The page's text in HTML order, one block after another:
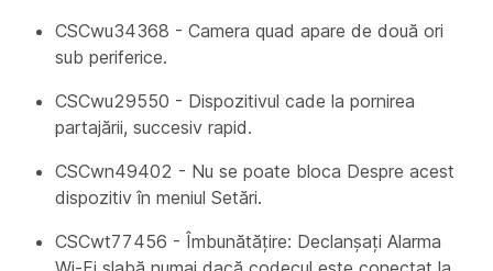
CSCwu34368 - Camera quad apare de două ori
sub periferice.
CSCwu29550 - Dispozitivul cade la pornirea
partajării, succesiv rapid.
CSCwn49402 - Nu se poate bloca Despre acest
dispozitiv în meniul Setări.
CSCwt77456 - Îmbunătățire: Declanșați Alarma